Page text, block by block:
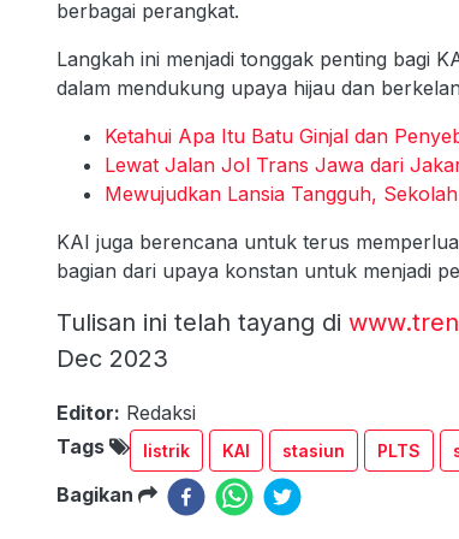
berbagai perangkat.
Langkah ini menjadi tonggak penting bagi
dalam mendukung upaya hijau dan
Ketahui Apa Itu Batu Ginjal dan
Lewat Jalan Jol Trans Jawa dari
Mewujudkan Lansia Tangguh,
KAI juga berencana untuk terus
bagian dari upaya konstan untuk menjadi
Tulisan ini telah tayang di
Dec 2023
Editor: Redaksi
Tags
listrik KAI stasiun PLTS
Bagikan